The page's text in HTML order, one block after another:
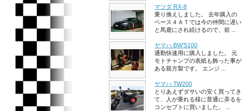
マツダ RX-8
乗り換えしました。 去年購入の
ベース４ＡＴでは今の仲間に遅い
と馬鹿にされ続けるので、前 ...
ヤマハ BW'S100
通勤快速用に購入しました。 元
モトチャンプの表紙も飾った事が
ある親方製です。 エンジ ...
ヤマハ TW200
とりあえずダサいの安く買ってき
て、人が乗れる様に普通に弄るを
コンセプトに買いました。 ...